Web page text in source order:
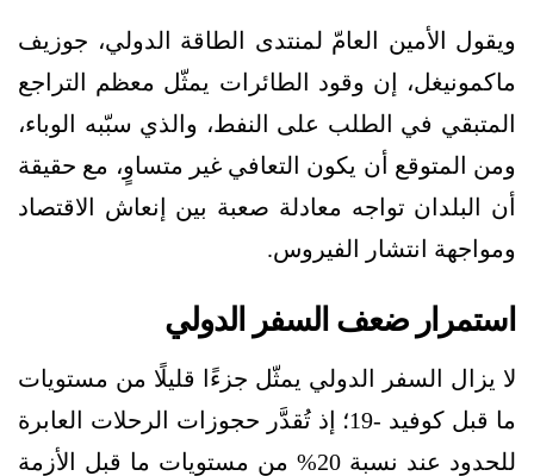
ويقول الأمين العامّ لمنتدى الطاقة الدولي، جوزيف
ماكمونيغل، إن وقود الطائرات يمثّل معظم التراجع
المتبقي في الطلب على النفط، والذي سبّبه الوباء،
ومن المتوقع أن يكون التعافي غير متساوٍ، مع حقيقة
أن البلدان تواجه معادلة صعبة بين إنعاش الاقتصاد
ومواجهة انتشار الفيروس.
استمرار ضعف السفر الدولي
لا يزال السفر الدولي يمثّل جزءًا قليلًا من مستويات
ما قبل كوفيد -19؛ إذ تُقدَّر حجوزات الرحلات العابرة
للحدود عند نسبة 20% من مستويات ما قبل الأزمة